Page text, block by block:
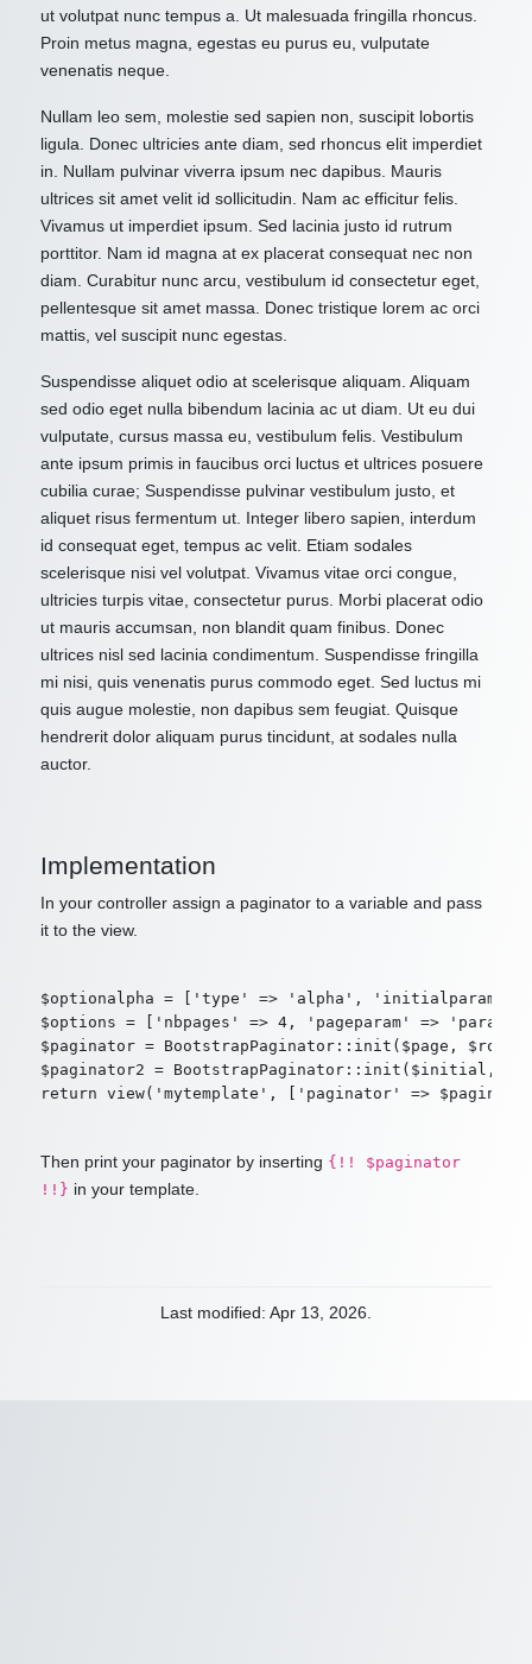
ut volutpat nunc tempus a. Ut malesuada fringilla rhoncus.
Proin metus magna, egestas eu purus eu, vulputate
venenatis neque.
Nullam leo sem, molestie sed sapien non, suscipit lobortis
ligula. Donec ultricies ante diam, sed rhoncus elit imperdiet
in. Nullam pulvinar viverra ipsum nec dapibus. Mauris
ultrices sit amet velit id sollicitudin. Nam ac efficitur felis.
Vivamus ut imperdiet ipsum. Sed lacinia justo id rutrum
porttitor. Nam id magna at ex placerat consequat nec non
diam. Curabitur nunc arcu, vestibulum id consectetur eget,
pellentesque sit amet massa. Donec tristique lorem ac orci
mattis, vel suscipit nunc egestas.
Suspendisse aliquet odio at scelerisque aliquam. Aliquam
sed odio eget nulla bibendum lacinia ac ut diam. Ut eu dui
vulputate, cursus massa eu, vestibulum felis. Vestibulum
ante ipsum primis in faucibus orci luctus et ultrices posuere
cubilia curae; Suspendisse pulvinar vestibulum justo, et
aliquet risus fermentum ut. Integer libero sapien, interdum
id consequat eget, tempus ac velit. Etiam sodales
scelerisque nisi vel volutpat. Vivamus vitae orci congue,
ultricies turpis vitae, consectetur purus. Morbi placerat odio
ut mauris accumsan, non blandit quam finibus. Donec
ultrices nisl sed lacinia condimentum. Suspendisse fringilla
mi nisi, quis venenatis purus commodo eget. Sed luctus mi
quis augue molestie, non dapibus sem feugiat. Quisque
hendrerit dolor aliquam purus tincidunt, at sodales nulla
auctor.
Implementation
In your controller assign a paginator to a variable and pass
it to the view.
$optionalpha = ['type' => 'alpha', 'initialparam'
$options = ['nbpages' => 4, 'pageparam' =>
$paginator = BootstrapPaginator::init($page,
$paginator2 = BootstrapPaginator::init($initial,
Then print your paginator by inserting {!! $paginator
!!} in your template.
Last modified: Apr 13, 2026.